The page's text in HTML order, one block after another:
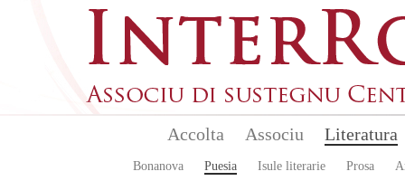
Accolta Associu Literatura
Bonanova Puesia Isule literarie Prosa